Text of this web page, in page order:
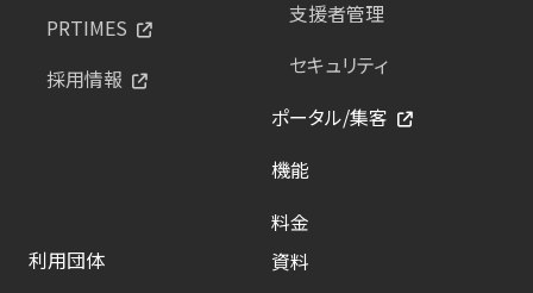
PRTIMES
採用情報
支援者管理
セキュリティ
ポータル/集客
機能
料金
利用団体
資料